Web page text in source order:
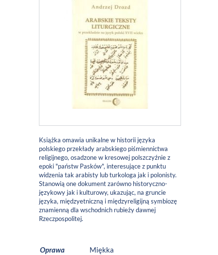
Książka omawia unikalne w historii języka
polskiego przekłady arabskiego piśmiennictwa
religijnego, osadzone w kresowej polszczyźnie z
epoki "państw Pasków", interesujące z punktu
widzenia tak arabisty lub turkologa jak i polonisty.
Stanowią one dokument zarówno historyczno-
językowy jak i kulturowy, ukazując, na gruncie
języka, międzyetniczną i międzyreligijną symbiozę
znamienną dla wschodnich rubieży dawnej
Rzeczpospolitej.
Oprawa
Miękka